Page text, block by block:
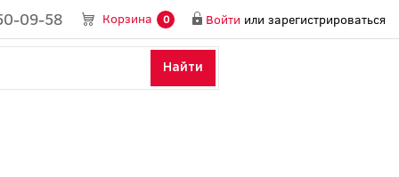
09-58 Корзина 0 Войти или зарегистрироваться
Найти